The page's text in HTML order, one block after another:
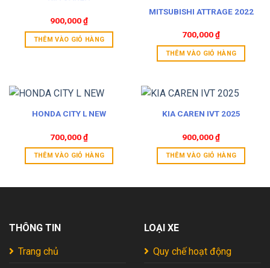
900,000₫
THÊM VÀO GIỎ HÀNG
MITSUBISHI ATTRAGE 2022
700,000₫
THÊM VÀO GIỎ HÀNG
HONDA CITY L NEW
700,000₫
THÊM VÀO GIỎ HÀNG
KIA CAREN IVT 2025
900,000₫
THÊM VÀO GIỎ HÀNG
THÔNG TIN
Trang chủ
LOẠI XE
Quy chế hoạt động